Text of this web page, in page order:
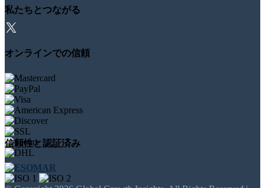
私たちとつながる
オンラインでの信頼
信頼性と認証済み